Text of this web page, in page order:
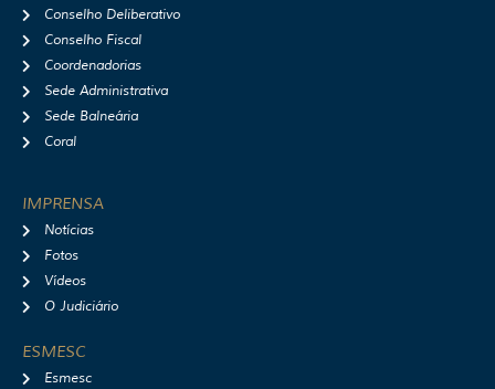
Conselho Deliberativo
Conselho Fiscal
Coordenadorias
Sede Administrativa
Sede Balneária
Coral
IMPRENSA
Notícias
Fotos
Vídeos
O Judiciário
ESMESC
Esmesc